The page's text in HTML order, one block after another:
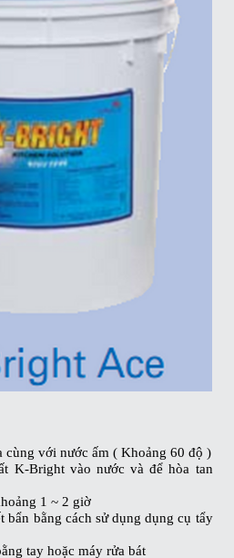
cùng với nước ấm ( Khoảng 60 độ )
K-Bright vào nước và để hòa tan
1 ~ 2 giờ
bẩn bằng cách sử dụng dụng cụ tẩy
tay hoặc máy rửa bát